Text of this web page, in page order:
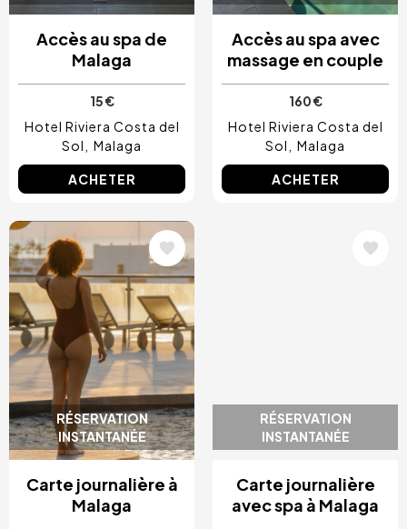
Accès au spa de
Malaga
15 €
Hotel Riviera Costa del
Sol
Malaga
ACHETER
Accès au spa avec
massage en couple
160 €
Hotel Riviera Costa del
Sol
Malaga
ACHETER
RÉSERVATION
INSTANTANÉE
Image
Carte journalière à
Malaga
RÉSERVATION
INSTANTANÉE
Carte journalière
avec spa à Malaga